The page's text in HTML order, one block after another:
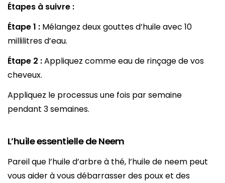
Étapes à suivre :
Étape 1 : Mélangez deux gouttes d’huile avec 10
millilitres d’eau.
Étape 2 :Appliquez comme eau de rinçage de vos
cheveux.
Appliquez le processus une fois par semaine
pendant 3 semaines.
L’huile essentielle de Neem
Pareil que l’huile d’arbre à thé, l’huile de neem peut
vous aider à vous débarrasser des poux et des